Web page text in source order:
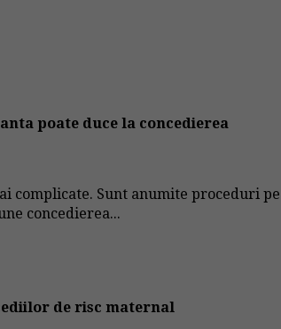
poate duce la concedierea
complicate. Sunt anumite proceduri pe
concedierea...
de risc maternal